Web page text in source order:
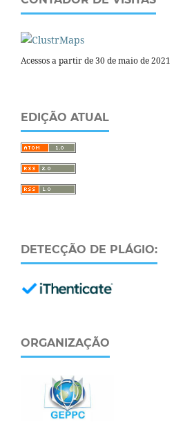
Acessos a partir de 30 de maio de 2021
EDIÇÃO ATUAL
DETECÇÃO DE PLÁGIO:
ORGANIZAÇÃO